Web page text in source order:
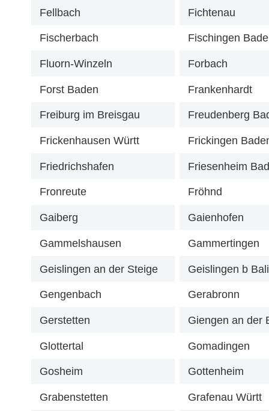
Fellbach Fichtenau
Fischerbach Fischingen
Fluorn-Winzeln Forbach
Forst Baden Frankenhardt
Freiburg im Breisgau Freudenberg
Frickenhausen Württ Frickingen
Friedrichshafen Friesenheim
Fronreute Fröhnd
Gaiberg Gaienhofen
Gammelshausen Gammertingen
Geislingen an der Steige Geislingen b
Gengenbach Gerabronn
Gerstetten Giengen an der
Glottertal Gomadingen
Gosheim Gottenheim
Grabenstetten Grafenau Württ